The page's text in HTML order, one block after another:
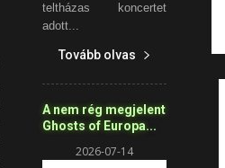
teltházas koncertet
adott...
Tovább olvas
A nem rég megjelent
Ghosts of Europa...
2026-07-14